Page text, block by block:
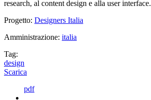
research, al content design e alla user interface.
Progetto: Designers Italia
Amministrazione: italia
Tag:
design
Scarica
pdf